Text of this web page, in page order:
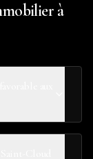
à